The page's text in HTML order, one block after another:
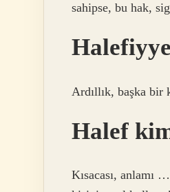
sahipse, bu hak,
Ardıllık, başka bir
Halef
Kısacası, anlamı